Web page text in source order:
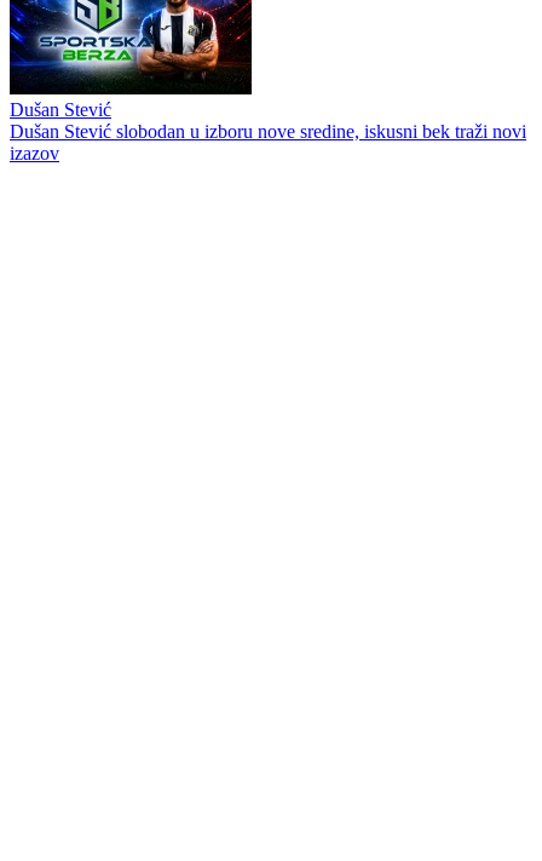
Dušan Stević
Dušan Stević slobodan u izboru nove sredine, iskusni bek traži novi
izazov